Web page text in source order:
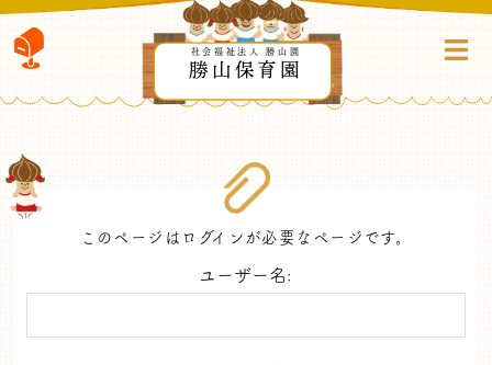
社会福祉法人 勝山園
勝山保育園
このページはログインが必要なページです。
ユーザー名: